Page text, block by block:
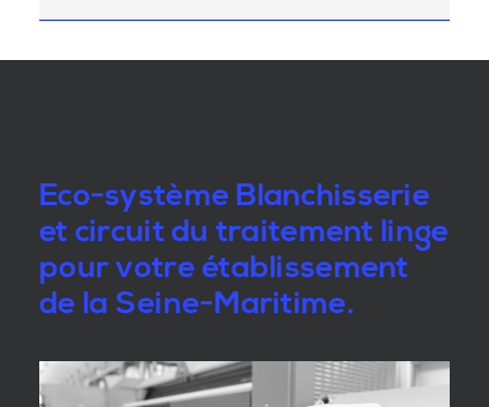
Eco-système Blanchisserie
et circuit du traitement linge
pour votre établissement
de la Seine-Maritime.